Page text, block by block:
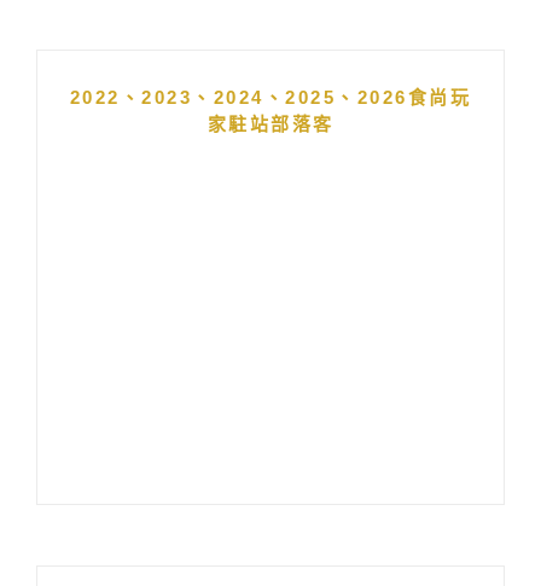
2022、2023、2024、2025、2026食尚玩
家駐站部落客